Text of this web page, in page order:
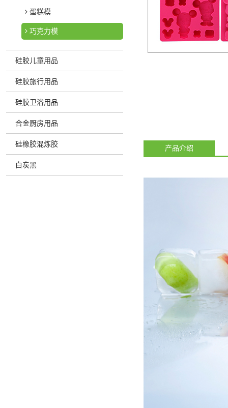
蛋糕模
巧克力模
硅胶儿童用品
硅胶旅行用品
硅胶卫浴用品
合金厨房用品
硅橡胶混炼胶
白炭黑
产品介绍